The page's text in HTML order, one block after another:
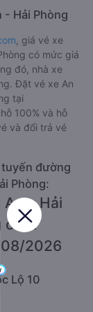
- Hải Phòng
, giá vé xe
có mức giá
đó, nhà xe
Đặt vé xe An
tại
100% và hỗ
và đổi trả vé
đường
Phòng:
An - Hải
chất
2026
Lộ 10